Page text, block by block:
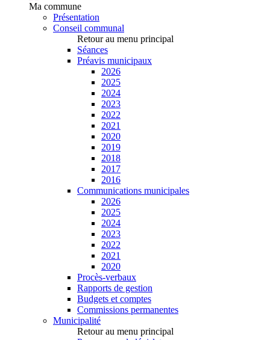
Ma commune
Présentation
Conseil communal
Retour au menu principal
Séances
Préavis municipaux
2026
2025
2024
2023
2022
2021
2020
2019
2018
2017
2016
Communications municipales
2026
2025
2024
2023
2022
2021
2020
Procès-verbaux
Rapports de gestion
Budgets et comptes
Commissions permanentes
Municipalité
Retour au menu principal